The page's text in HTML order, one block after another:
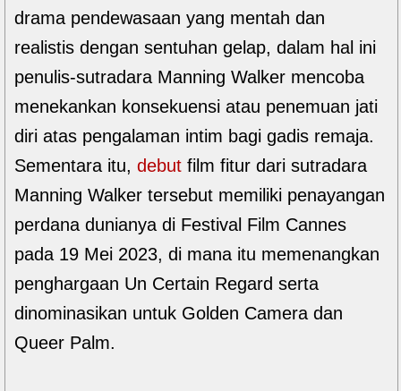
drama pendewasaan yang mentah dan
realistis dengan sentuhan gelap, dalam hal ini
penulis-sutradara Manning Walker mencoba
menekankan konsekuensi atau penemuan jati
diri atas pengalaman intim bagi gadis remaja.
Sementara itu, debut film fitur dari sutradara
Manning Walker tersebut memiliki penayangan
perdana dunianya di Festival Film Cannes
pada 19 Mei 2023, di mana itu memenangkan
penghargaan Un Certain Regard serta
dinominasikan untuk Golden Camera dan
Queer Palm.